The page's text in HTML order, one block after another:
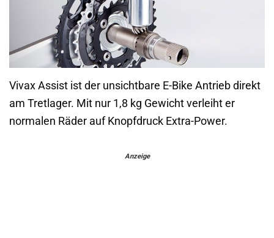
Vivax Assist ist der unsichtbare E-Bike Antrieb direkt
am Tretlager. Mit nur 1,8 kg Gewicht verleiht er
normalen Räder auf Knopfdruck Extra-Power.
Anzeige